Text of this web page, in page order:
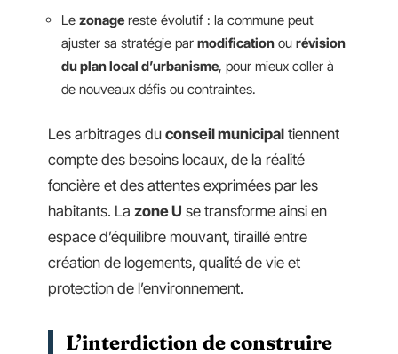
Le zonage reste évolutif : la commune peut
ajuster sa stratégie par modification ou révision
du plan local d’urbanisme, pour mieux coller à
de nouveaux défis ou contraintes.
Les arbitrages du conseil municipal tiennent
compte des besoins locaux, de la réalité
foncière et des attentes exprimées par les
habitants. La zone U se transforme ainsi en
espace d’équilibre mouvant, tiraillé entre
création de logements, qualité de vie et
protection de l’environnement.
L’interdiction de construire